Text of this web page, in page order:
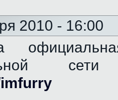
2010 - 16:00
сети